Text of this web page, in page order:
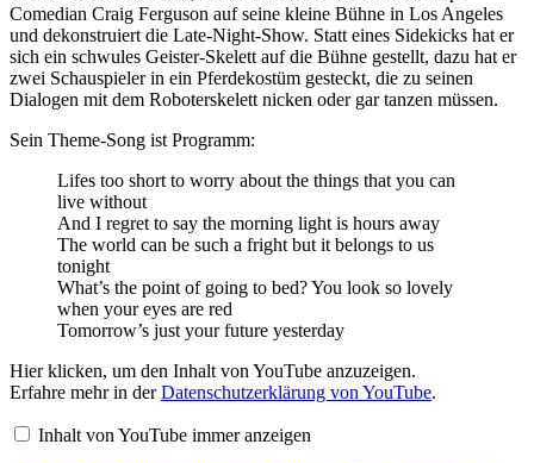
Comedian Craig Ferguson auf seine kleine Bühne in Los Angeles
und dekonstruiert die Late-Night-Show. Statt eines Sidekicks hat er
sich ein schwules Geister-Skelett auf die Bühne gestellt, dazu hat er
zwei Schauspieler in ein Pferdekostüm gesteckt, die zu seinen
Dialogen mit dem Roboterskelett nicken oder gar tanzen müssen.
Sein Theme-Song ist Programm:
Lifes too short to worry about the things that you can
live without
And I regret to say the morning light is hours away
The world can be such a fright but it belongs to us
tonight
What’s the point of going to bed? You look so lovely
when your eyes are red
Tomorrow’s just your future yesterday
„The
Late
Late
with
Hier klicken, um den Inhalt von YouTube anzuzeigen.
Erfahre mehr in derDatenschutzerklärung von YouTube.
Inhalt von YouTube immer anzeigen